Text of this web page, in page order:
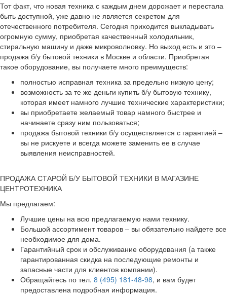
Тот факт, что новая техника с каждым днем дорожает и перестала
быть доступной, уже давно не является секретом для
отечественного потребителя. Сегодня приходится выкладывать
огромную сумму, приобретая качественный холодильник,
стиральную машину и даже микроволновку. Но выход есть и это –
продажа б/у бытовой техники в Москве и области. Приобретая
такое оборудование, вы получаете много преимуществ:
полностью исправная техника за предельно низкую цену;
возможность за те же деньги купить б/у бытовую технику,
которая имеет намного лучшие технические характеристики;
вы приобретаете желаемый товар намного быстрее и
начинаете сразу ним пользоваться;
продажа бытовой техники б/у осуществляется с гарантией –
вы не рискуете и всегда можете заменить ее в случае
выявления неисправностей.
ПРОДАЖА СТАРОЙ Б/У БЫТОВОЙ ТЕХНИКИ В МАГАЗИНЕ
ЦЕНТРОТЕХНИКА
Мы предлагаем:
Лучшие цены на всю предлагаемую нами технику.
Большой ассортимент товаров – вы обязательно найдете все
необходимое для дома.
Гарантийный срок и обслуживание оборудования (а также
гарантированная скидка на последующие ремонты и
запасные части для клиентов компании).
Обращайтесь по тел. 8 (495) 181-48-98, и вам будет
предоставлена подробная информация.